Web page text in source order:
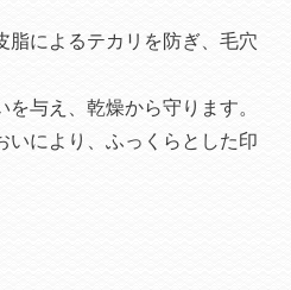
脂によるテカリを防ぎ、毛穴
を与え、乾燥から守ります。
いにより、ふっくらとした印